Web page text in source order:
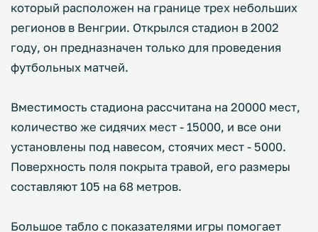
который расположен на границе трех небольших
регионов в Венгрии. Открылся стадион в 2002
году, он предназначен только для проведения
футбольных матчей.
Вместимость стадиона рассчитана на 20000 мест,
количество же сидячих мест - 15000, и все они
установлены под навесом, стоячих мест - 5000.
Поверхность поля покрыта травой, его размеры
составляют 105 на 68 метров.
Большое табло с показателями игры помогает